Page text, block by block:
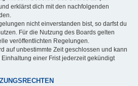
erklärst dich mit den nachfolgenden
nicht einverstanden bist, so darfst du
Für die Nutzung des Boards gelten
veröffentlichten Regelungen.
auf unbestimmte Zeit geschlossen und kann
einer Frist jederzeit gekündigt